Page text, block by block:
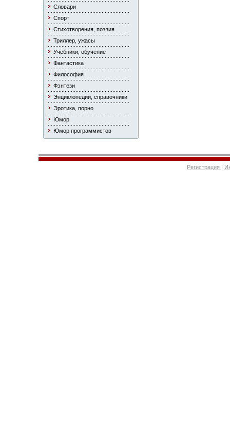
Словари
Спорт
Стихотворения, поэзия
Триллер, ужасы
Учебники, обучение
Фантастика
Философия
Фэнтези
Энциклопедии, справочники
Эротика, порно
Юмор
Юмор программистов
Регистрация |